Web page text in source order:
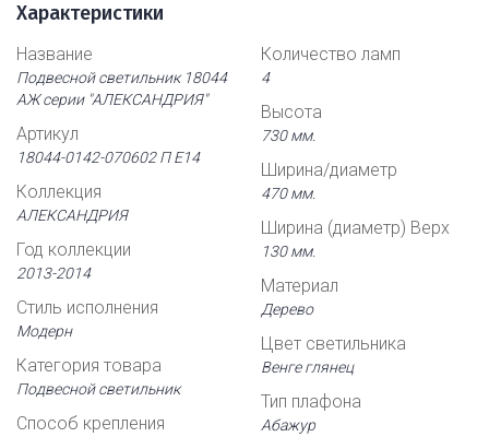
Характеристики
Название
Подвесной светильник 18044
АЖ серии "АЛЕКСАНДРИЯ"
Артикул
18044-0142-070602 П Е14
Коллекция
АЛЕКСАНДРИЯ
Год коллекции
2013-2014
Стиль исполнения
Модерн
Категория товара
Подвесной светильник
Способ крепления
Количество ламп
4
Высота
730 мм.
Ширина/диаметр
470 мм.
Ширина (диаметр) Верх
130 мм.
Материал
Дерево
Цвет светильника
Венге глянец
Тип плафона
Абажур